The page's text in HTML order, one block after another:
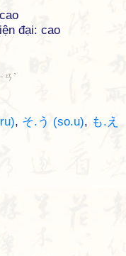
đại: cao
ㄢˋ
, そ.う (so.u), も.え